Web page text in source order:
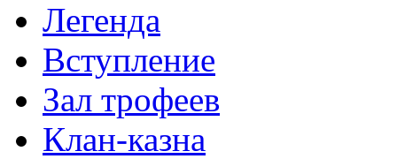
Легенда
Вступление
Зал трофеев
Клан-казна